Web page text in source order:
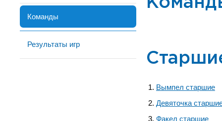
Команды
Результаты игр
Вымпел старшие
Девяточка
Факел старшие